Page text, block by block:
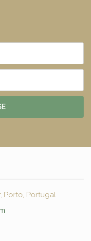
Porto, Portugal